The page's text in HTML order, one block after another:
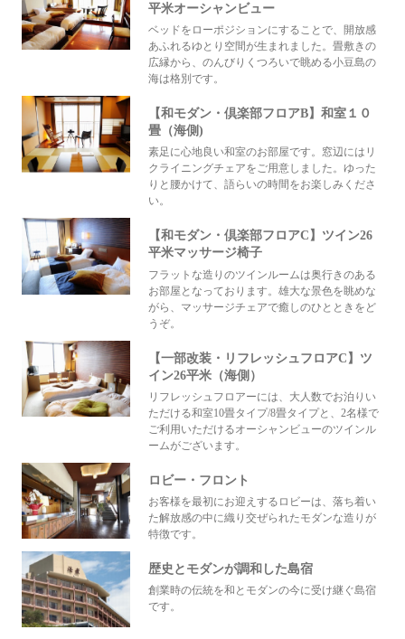
平米オーシャンビュー
ベッドをローポジションにすることで、開放感
あふれるゆとり空間が生まれました。畳敷きの
広縁から、のんびりくつろいで眺める小豆島の
海は格別です。
【和モダン・倶楽部フロアB】和室１０
畳（海側)
素足に心地良い和室のお部屋です。窓辺にはリ
クライニングチェアをご用意しました。ゆった
りと腰かけて、語らいの時間をお楽しみくださ
い。
【和モダン・倶楽部フロアC】ツイン26
平米マッサージ椅子
フラットな造りのツインルームは奥行きのある
お部屋となっております。雄大な景色を眺めな
がら、マッサージチェアで癒しのひとときをど
うぞ。
【一部改装・リフレッシュフロアC】ツ
イン26平米（海側）
リフレッシュフロアーには、大人数でお泊りい
ただける和室10畳タイプ/8畳タイプと、2名様で
ご利用いただけるオーシャンビューのツインル
ームがございます。
ロビー・フロント
お客様を最初にお迎えするロビーは、落ち着い
た解放感の中に織り交ぜられたモダンな造りが
特徴です。
歴史とモダンが調和した島宿
創業時の伝統を和とモダンの今に受け継ぐ島宿
です。